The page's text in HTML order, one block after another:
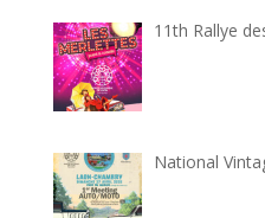
11th Rallye
National